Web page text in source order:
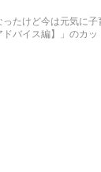
たけど今は元気に子
バイス編】」のカッ